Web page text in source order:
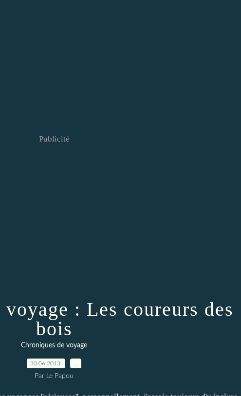
Publicité
: Les coureurs des
bois
Chroniques de voyage
30.06.2013
Par Le Papou